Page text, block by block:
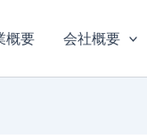
概要 会社概要